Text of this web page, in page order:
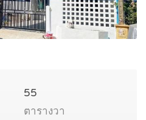
55
ตารางวา